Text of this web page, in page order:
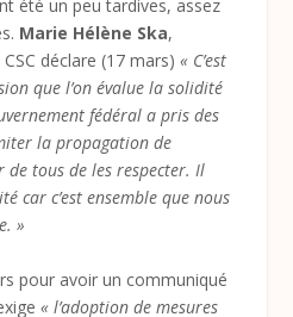
été un peu tardives, assez
Marie Hélène Ska,
déclare (17 mars) « C’est
que l’on évalue la solidité
fédéral a pris des
la propagation de
de tous de les respecter. Il
car c’est ensemble que nous
»
pour avoir un communiqué
« l’adoption de mesures